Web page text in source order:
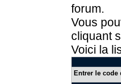
forum.
Vous
cliquant
Voici la
Entrer le